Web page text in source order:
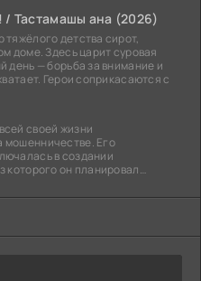
/ Тастамашы ана (2026)
детства сирот,
доме. Здесь царит суровая
день — борьба за внимание и
Герои соприкасаются с
своей жизни
мошенничестве. Его
в создании
которого он планировал